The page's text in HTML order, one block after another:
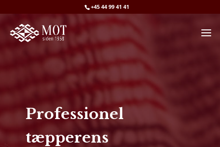
+45 44 99 41 41
Professionel
tæpperens